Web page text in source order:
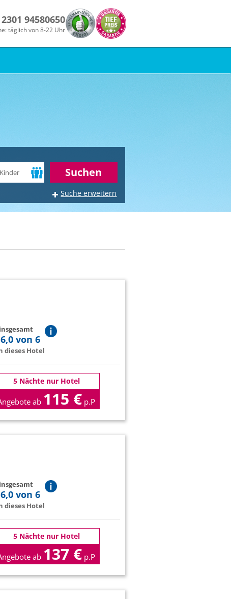
94580650
täglich von 8-22 Uhr
Suchen
Suche erweitern
6,0 von 6
dieses Hotel
5 Nächte nur Hotel
ab 115 € p.P
6,0 von 6
dieses Hotel
5 Nächte nur Hotel
ab 137 € p.P